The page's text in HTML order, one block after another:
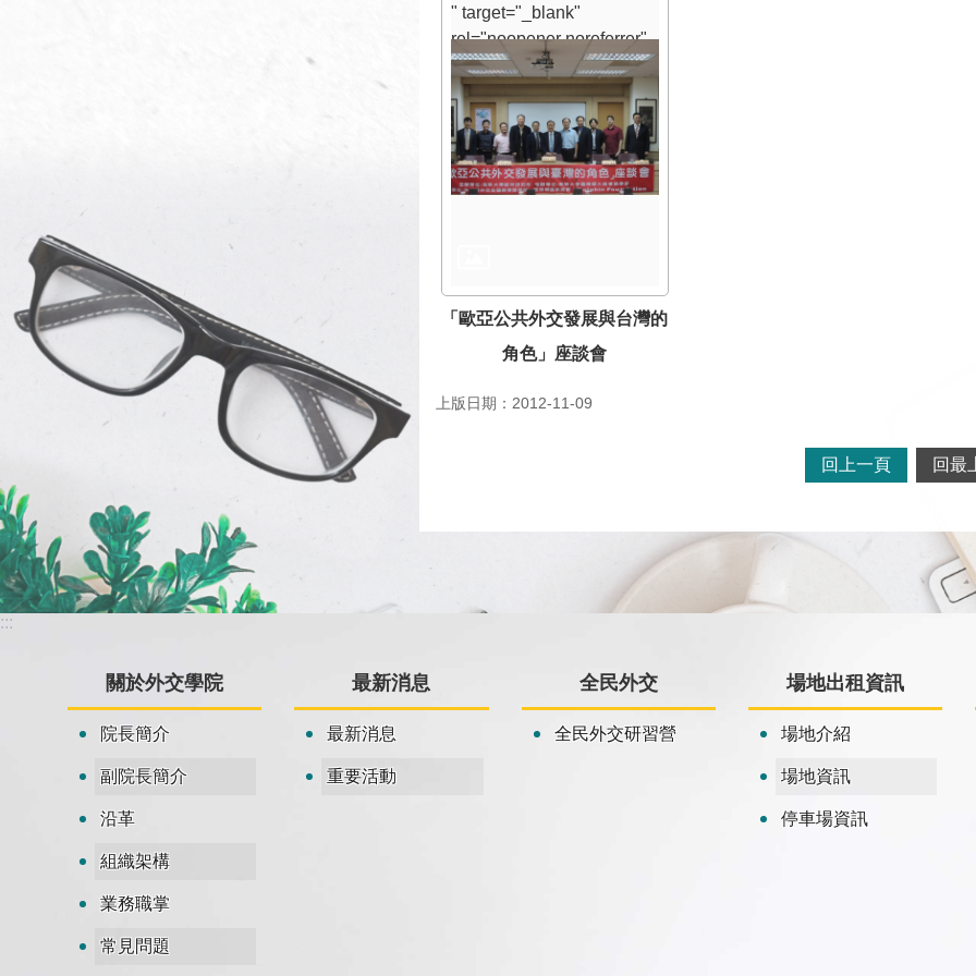
" target="_blank"
rel="noopener noreferrer"
>「歐亞公共外交發展與台
灣的角色」座談會
" />
「歐亞公共外交發展與台灣的
角色」座談會
上版日期：2012-11-09
回上一頁 回最
:::
關於外交學院
院長簡介
副院長簡介
沿革
組織架構
業務職掌
常見問題
最新消息
最新消息
重要活動
全民外交
全民外交研習營
場地出租資訊
場地介紹
場地資訊
停車場資訊